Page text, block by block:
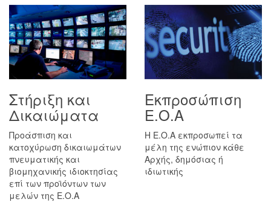
Στήριξη και
Δικαιώματα
Προάσπιση και
κατοχύρωση δικαιωμάτων
πνευματικής και
βιομηχανικής ιδιοκτησίας
επί των προϊόντων των
μελών της Ε.Ο.Α
Εκπροσώπιση
Ε.Ο.Α
H E.O.A εκπροσωπεί τα
μέλη της ενώπιον κάθε
Αρχής, δημόσιας ή
ιδιωτικής